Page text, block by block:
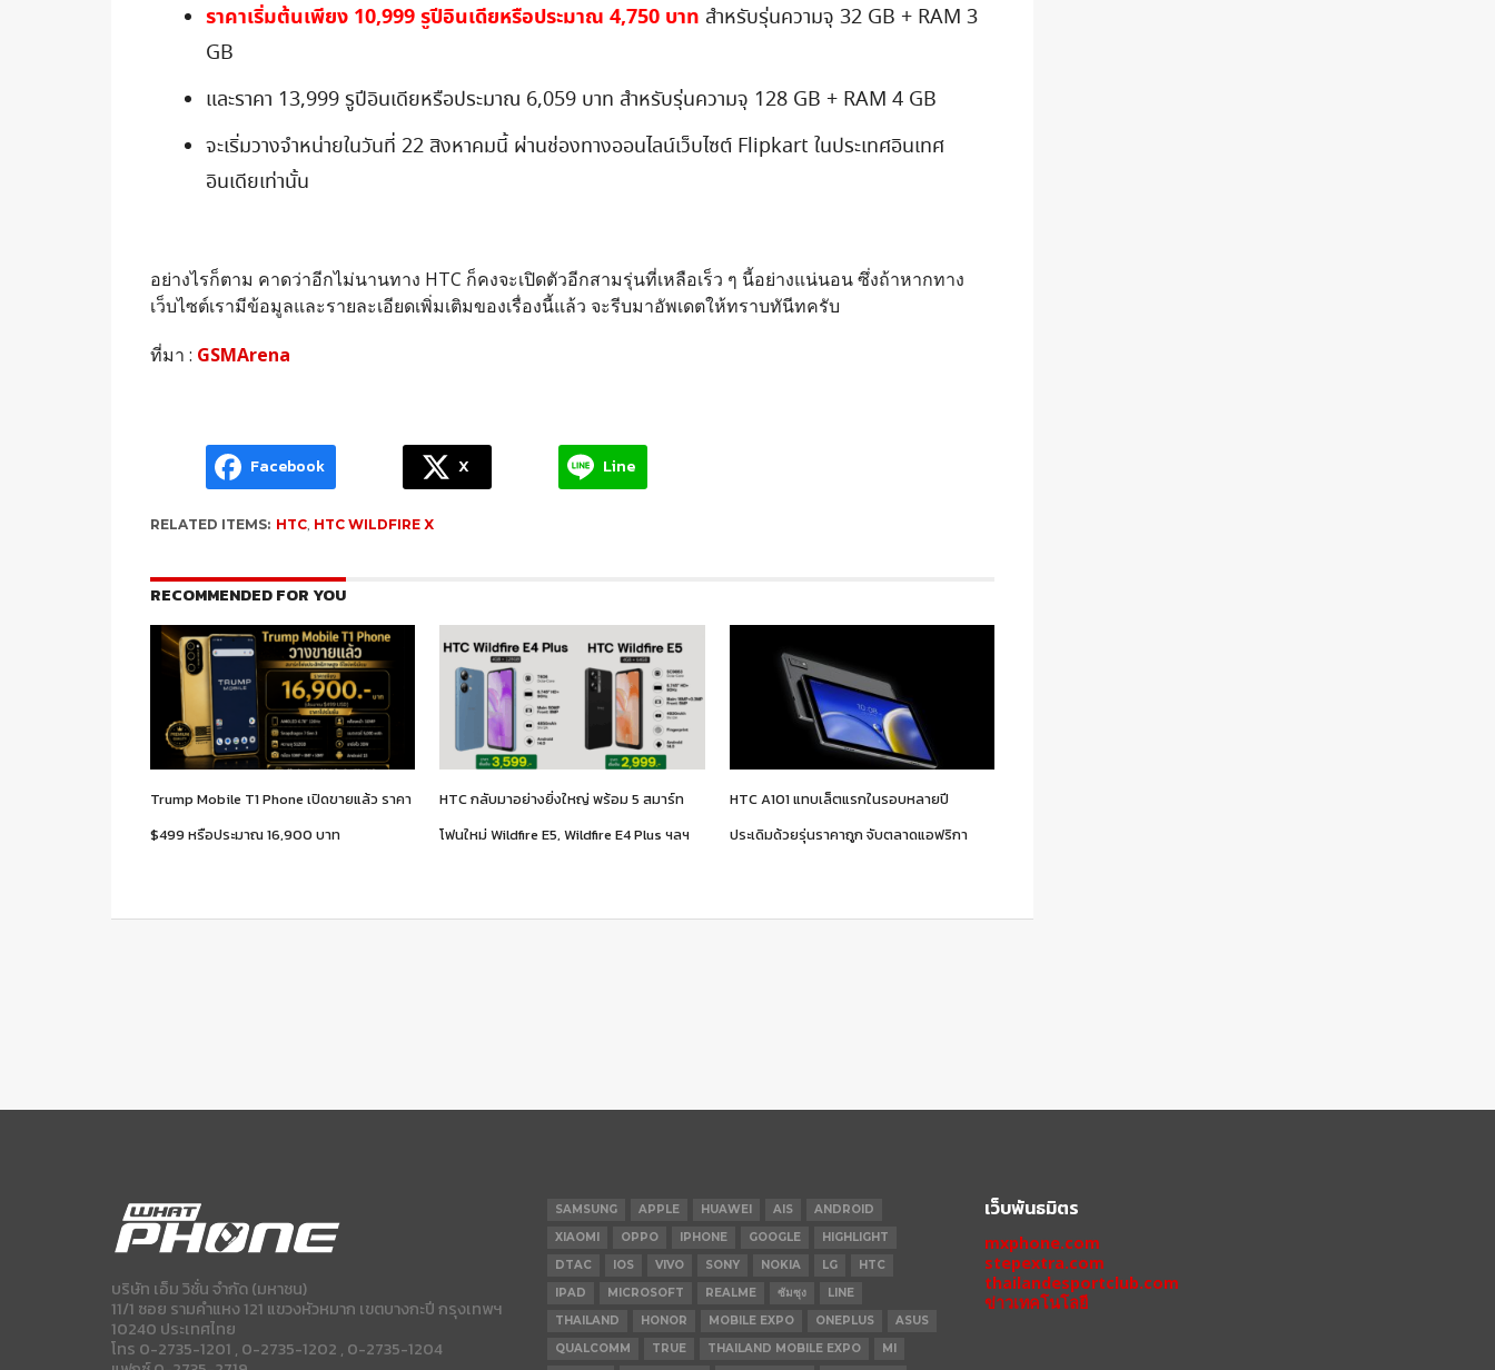
ราคาเริ่มต้นเพียง 10,999 รูปีอินเดียหรือประมาณ 4,750 บาท สำหรับรุ่นความจุ 32 GB + RAM 3
GB
และราคา 13,999 รูปีอินเดียหรือประมาณ 6,059 บาท สำหรับรุ่นความจุ 128 GB + RAM 4 GB
จะเริ่มวางจำหน่ายในวันที่ 22 สิงหาคมนี้ ผ่านช่องทางออนไลน์เว็บไซต์ Flipkart ในประเทศอินเทศ
อินเดียเท่านั้น
อย่างไรก็ตาม คาดว่าอีกไม่นานทาง HTC ก็คงจะเปิดตัวอีกสามรุ่นที่เหลือเร็ว ๆ นี้อย่างแน่นอน ซึ่งถ้าหากทาง
เว็บไซต์เรามีข้อมูลและรายละเอียดเพิ่มเติมของเรื่องนี้แล้ว จะรีบมาอัพเดตให้ทราบทันีทครับ
ที่มา : GSMArena
Facebook X Line
RELATED ITEMS: HTC, HTC WILDFIRE X
RECOMMENDED FOR YOU
Trump Mobile T1 Phone เปิดขายแล้ว ราคา
$499 หรือประมาณ 16,900 บาท
HTC กลับมาอย่างยิ่งใหญ่ พร้อม 5 สมาร์ท
โฟนใหม่ Wildfire E5, Wildfire E4 Plus ฯลฯ
HTC A101 แทบเล็ตแรกในรอบหลายปี
ประเดิมด้วยรุ่นราคาถูก จับตลาดแอฟริกา
บริษัท เอ็ม วิชั่น จำกัด (มหาชน)
11/1 ซอย รามคำแหง 121 แขวงหัวหมาก เขตบางกะปี กรุงเทพฯ
10240 ประเทศไทย
โทร 0-2735-1201 , 0-2735-1202 , 0-2735-1204
SAMSUNG APPLE HUAWEI AIS
ANDROID
XIAOMI
OPPO IPHONE GOOGLE
HIGHLIGHT
DTAC
IOS VIVO SONY NOKIA LG
HTC
IPAD
MICROSOFT REALME ซัมซุง
LINE
THAILAND
HONOR MOBILE EXPO ONEPLUS
ASUS
QUALCOMM
TRUE THAILAND MOBILE EXPO
MI
เว็บพันธมิตร
mxphone.com
stepextra.com
thailandesportclub.com
ข่าวเทคโนโลยี